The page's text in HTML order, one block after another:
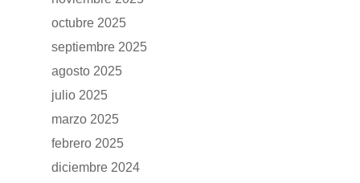
octubre 2025
septiembre 2025
agosto 2025
julio 2025
marzo 2025
febrero 2025
diciembre 2024